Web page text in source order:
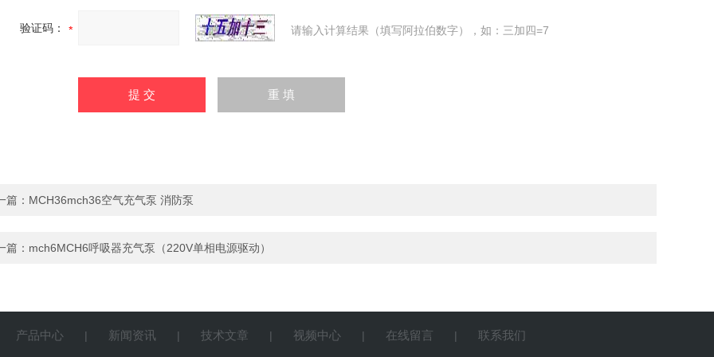
验证码： 请输入计算结果（填写阿拉伯数字），如：三加四=7
篇： MCH36mch36空气充气泵 消防泵
篇： mch6MCH6呼吸器充气泵（220V单相电源驱动）
产品中心 | 新闻资讯 | 技术文章 | 视频中心 | 在线留言 | 联系我们